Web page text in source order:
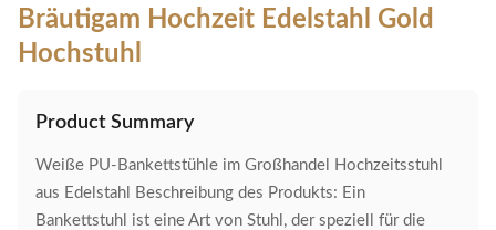
Bräutigam Hochzeit Edelstahl Gold
Hochstuhl
Product Summary
Weiße PU-Bankettstühle im Großhandel Hochzeitsstuhl
aus Edelstahl Beschreibung des Produkts: Ein
Bankettstuhl ist eine Art von Stuhl, der speziell für die